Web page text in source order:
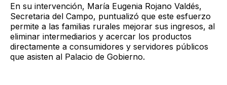
En su intervención, María Eugenia Rojano Valdés,
Secretaria del Campo, puntualizó que este esfuerzo
permite a las familias rurales mejorar sus ingresos, al
eliminar intermediarios y acercar los productos
directamente a consumidores y servidores públicos
que asisten al Palacio de Gobierno.